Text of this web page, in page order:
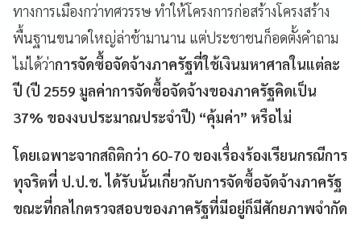
ทางการเมืองกว่าทศวรรษ ทำให้โครงการก่อสร้างโครงสร้าง
พื้นฐานขนาดใหญ่ล่าช้ามานาน แต่ประชาชนก็อดตั้งคำถาม
ไม่ได้ว่าการจัดซื้อจัดจ้างภาครัฐที่ใช้เงินมหาศาลในแต่ละ
ปี (ปี 2559 มูลค่าการจัดซื้อจัดจ้างของภาครัฐคิดเป็น
37% ของงบประมาณประจำปี) “คุ้มค่า” หรือไม่
โดยเฉพาะจากสถิติกว่า 60-70 ของเรื่องร้องเรียนกรณีการ
ทุจริตที่ ป.ป.ช. ได้รับนั้นเกี่ยวกับการจัดซื้อจัดจ้างภาครัฐ
ขณะที่กลไกตรวจสอบของภาครัฐที่มีอยู่ก็มีศักยภาพจำกัด